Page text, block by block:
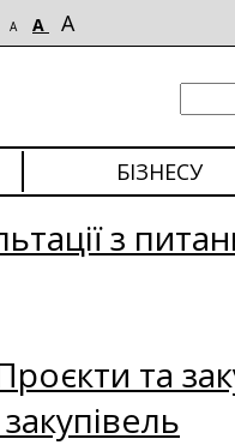
A A A
БІЗНЕСУ
з
та